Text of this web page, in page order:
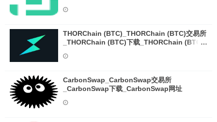
THORChain (BTC)_THORChain (BTC)交易所
_THORChain (BTC)下载_THORChain (BTC)
CarbonSwap_CarbonSwap交易所
_CarbonSwap下载_CarbonSwap网址